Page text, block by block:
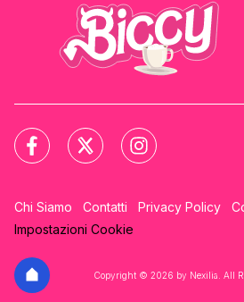
Chi Siamo Contatti Privacy Policy
Impostazioni Cookie
Copyright © 2026 by Nexilia. All